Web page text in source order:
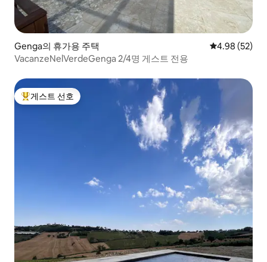
Genga의 휴가용 주택 평점 4.98점(5
4.98 (52)
VacanzeNelVerdeGenga 2/4명 게스트 전용
상위 게스트 선호
게스트 선호